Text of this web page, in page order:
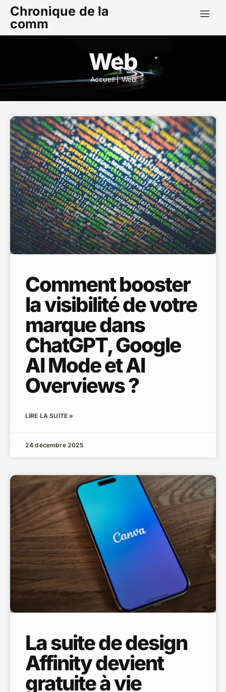
Chronique de la
comm
Web
Accueil|Web
Comment booster
la visibilité de votre
marque dans
ChatGPT, Google
AI Mode et AI
Overviews ?
LIRE LA SUITE »
24 décembre 2025
La suite de design
Affinity devient
gratuite à vie